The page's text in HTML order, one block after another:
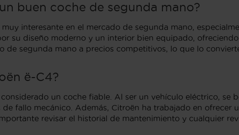
buen coche de segunda mano?
interesante en el mercado de segunda mano,
su diseño moderno y un interior bien equipado,
de segunda mano a precios competitivos, lo que lo
ë-C4?
un coche fiable. Al ser un vehículo eléctrico,
fallo mecánico. Además, Citroën ha trabajado en
revisar el historial de mantenimiento y cualquier